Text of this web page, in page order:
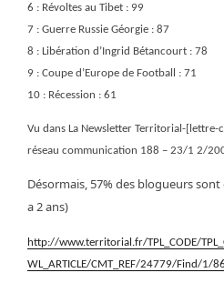
6 : Révoltes au Tibet : 99
7 : Guerre Russie Géorgie : 87
8 : Libération d’Ingrid Bétancourt : 78
9 : Coupe d’Europe de Football : 71
10 : Récession : 61
Vu dans La Newsletter Territorial-
réseau communication 188 – 23/1 2/
Désormais, 57% des blogueurs
a 2 ans)
http://www.territorial.fr/TPL_CODE/
WL_ARTICLE/CMT_REF/24779/Find/